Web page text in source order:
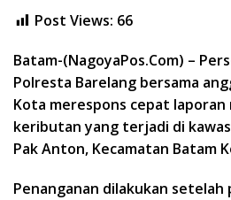
Post Views: 66
Batam-(NagoyaPos.Com) –
Polresta Barelang bersama
Kota merespons cepat
keributan yang terjadi di
Pak Anton, Kecamatan Batam
Penanganan dilakukan